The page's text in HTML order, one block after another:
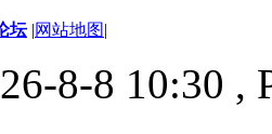
坛 |网站地图|
8-8 10:30 ,